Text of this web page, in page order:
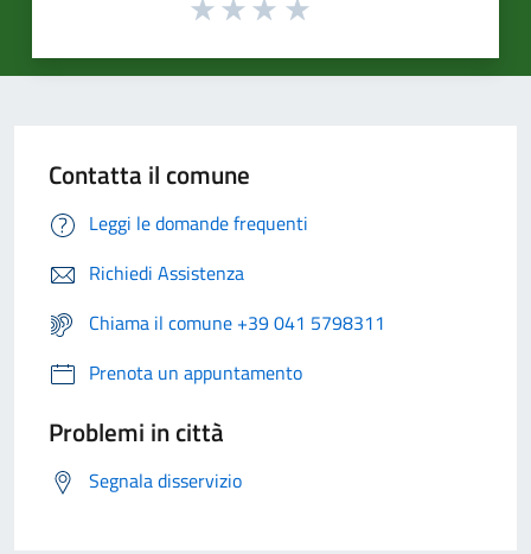
Contatta il comune
Leggi le domande frequenti
Richiedi Assistenza
Chiama il comune +39 041 5798311
Prenota un appuntamento
Problemi in città
Segnala disservizio